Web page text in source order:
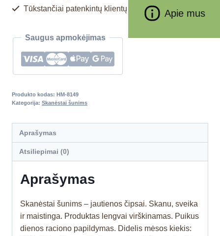
Apie mus
Tūkstančiai patenkintų klientų
Saugus apmokėjimas
Produkto kodas: HM-8149
Kategorija: Skanėstai šunims
Aprašymas
Atsiliepimai (0)
Aprašymas
Skanėstai šunims – jautienos čipsai. Skanu, sveika
ir maistinga. Produktas lengvai virškinamas. Puikus
dienos raciono papildymas. Didelis mėsos kiekis: